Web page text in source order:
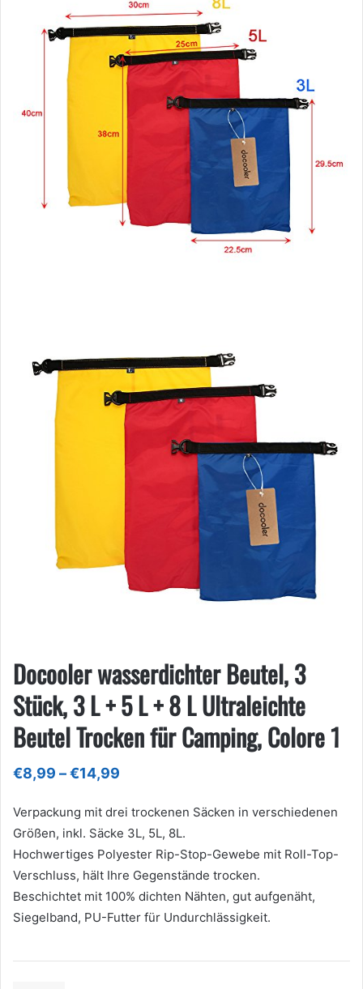
Docooler wasserdichter Beutel, 3
Stück, 3 L + 5 L + 8 L Ultraleichte
Beutel Trocken für Camping, Colore 1
€8,99 –€14,99
bis
Verpackung mit drei trockenen Säcken in verschiedenen
Größen, inkl. Säcke 3L, 5L, 8L.
Hochwertiges Polyester Rip-Stop-Gewebe mit Roll-Top-
Verschluss, hält Ihre Gegenstände trocken.
Beschichtet mit 100% dichten Nähten, gut aufgenäht,
Siegelband, PU-Futter für Undurchlässigkeit.